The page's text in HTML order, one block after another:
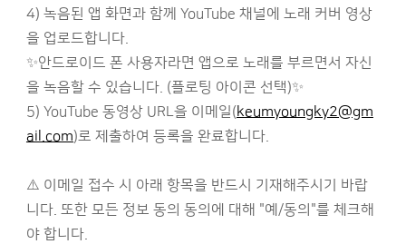
4) 녹음된 앱 화면과 함께 YouTube 채널에 노래 커버 영상
을 업로드합니다.
✨안드로이드 폰 사용자라면 앱으로 노래를 부르면서 자신
을 녹음할 수 있습니다. (플로팅 아이콘 선택)✨
5) YouTube 동영상 URL을 이메일(keumyoungky2@gm
ail.com)로 제출하여 등록을 완료합니다.
⚠️ 이메일 접수 시 아래 항목을 반드시 기재해주시기 바랍
니다. 또한 모든 정보 동의 동의에 대해 "예/동의"를 체크해
야 합니다.